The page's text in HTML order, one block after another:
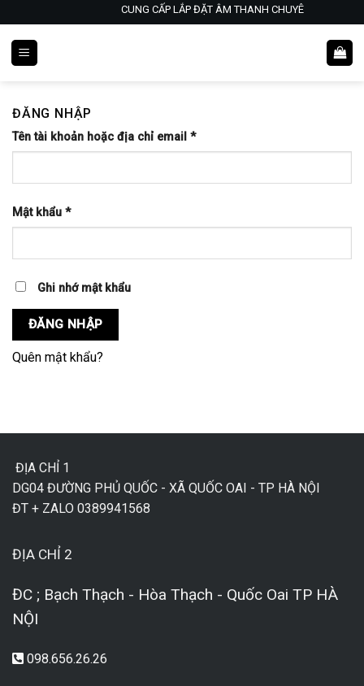
to
content
CUNG CẤP LẮP ĐẶT ÂM THANH CHUYÊN NGHIỆP-
ĐĂNG NHẬP
Tên tài khoản hoặc địa chỉ email *Bắt
buộc
Mật khẩu *Bắt
buộc
Ghi nhớ mật khẩu
ĐĂNG NHẬP
Quên mật khẩu?
ĐỊA CHỈ 1
DG04 ĐƯỜNG PHỦ QUỐC - XÃ QUỐC OAI - TP HÀ NỘI
ĐT + ZALO 0389941568
ĐỊA CHỈ 2
ĐC ; Bạch Thạch - Hòa Thạch - Quốc Oai TP HÀ
NỘI
098.656.26.26